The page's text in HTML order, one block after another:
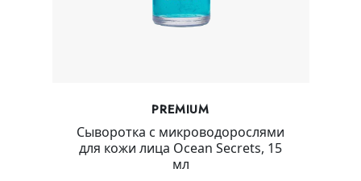
PREMIUM
Сыворотка с микроводорослями
для кожи лица Ocean Secrets, 15
мл